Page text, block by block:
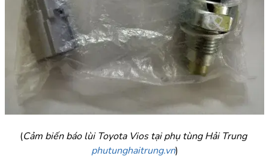
(
Cảm biến báo lùi Toyota Vios tại phụ tùng Hải Trung
phutunghaitrung.vn)